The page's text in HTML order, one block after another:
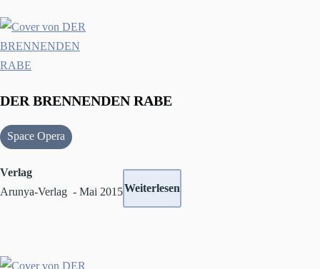
DER BRENNENDEN RABE
Space Opera
Verlag
Arunya-Verlag - Mai 2015Weiterlesen